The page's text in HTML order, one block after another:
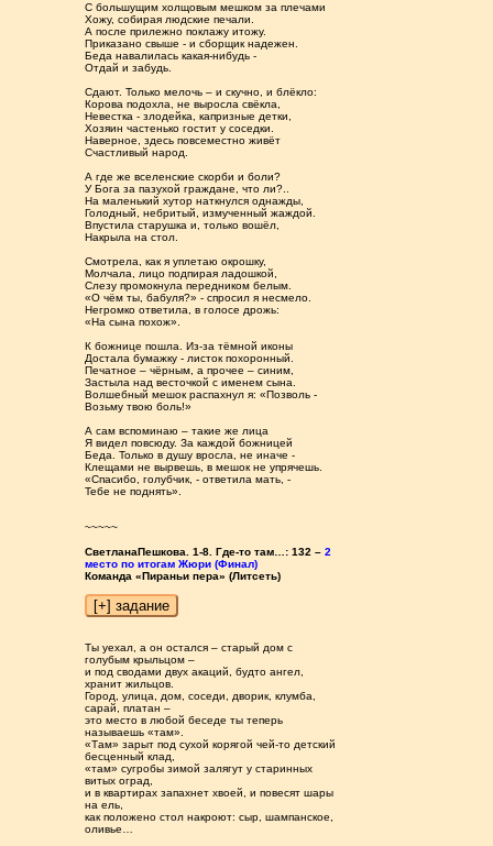
С большущим холщовым мешком за плечами
Хожу, собирая людские печали.
А после прилежно поклажу итожу.
Приказано свыше - и сборщик надежен.
Беда навалилась какая-нибудь -
Отдай и забудь.
Сдают. Только мелочь – и скучно, и блёкло:
Корова подохла, не выросла свёкла,
Невестка - злодейка, капризные детки,
Хозяин частенько гостит у соседки.
Наверное, здесь повсеместно живёт
Счастливый народ.
А где же вселенские скорби и боли?
У Бога за пазухой граждане, что ли?..
На маленький хутор наткнулся однажды,
Голодный, небритый, измученный жаждой.
Впустила старушка и, только вошёл,
Накрыла на стол.
Смотрела, как я уплетаю окрошку,
Молчала, лицо подпирая ладошкой,
Слезу промокнула передником белым.
«О чём ты, бабуля?» - спросил я несмело.
Негромко ответила, в голосе дрожь:
«На сына похож».
К божнице пошла. Из-за тёмной иконы
Достала бумажку - листок похоронный.
Печатное – чёрным, а прочее – синим,
Застыла над весточкой с именем сына.
Волшебный мешок распахнул я: «Позволь -
Возьму твою боль!»
А сам вспоминаю – такие же лица
Я видел повсюду. За каждой божницей
Беда. Только в душу вросла, не иначе -
Клещами не вырвешь, в мешок не упрячешь.
«Спасибо, голубчик, - ответила мать, -
Тебе не поднять».
~~~~~
СветланаПешкова. 1-8. Где-то там…: 132 –2
место по итогам Жюри (Финал)
Команда «Пираньи пера» (Литсеть)
Ты уехал, а он остался – старый дом с
голубым крыльцом –
и под сводами двух акаций, будто ангел,
хранит жильцов.
Город, улица, дом, соседи, дворик, клумба,
сарай, платан –
это место в любой беседе ты теперь
называешь «там».
«Там» зарыт под сухой корягой чей-то детский
бесценный клад,
«там» сугробы зимой залягут у старинных
витых оград,
и в квартирах запахнет хвоей, и повесят шары
на ель,
как положено стол накроют: сыр, шампанское,
оливье…